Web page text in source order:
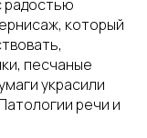
радостью
который
песчаные
украсили
речи и